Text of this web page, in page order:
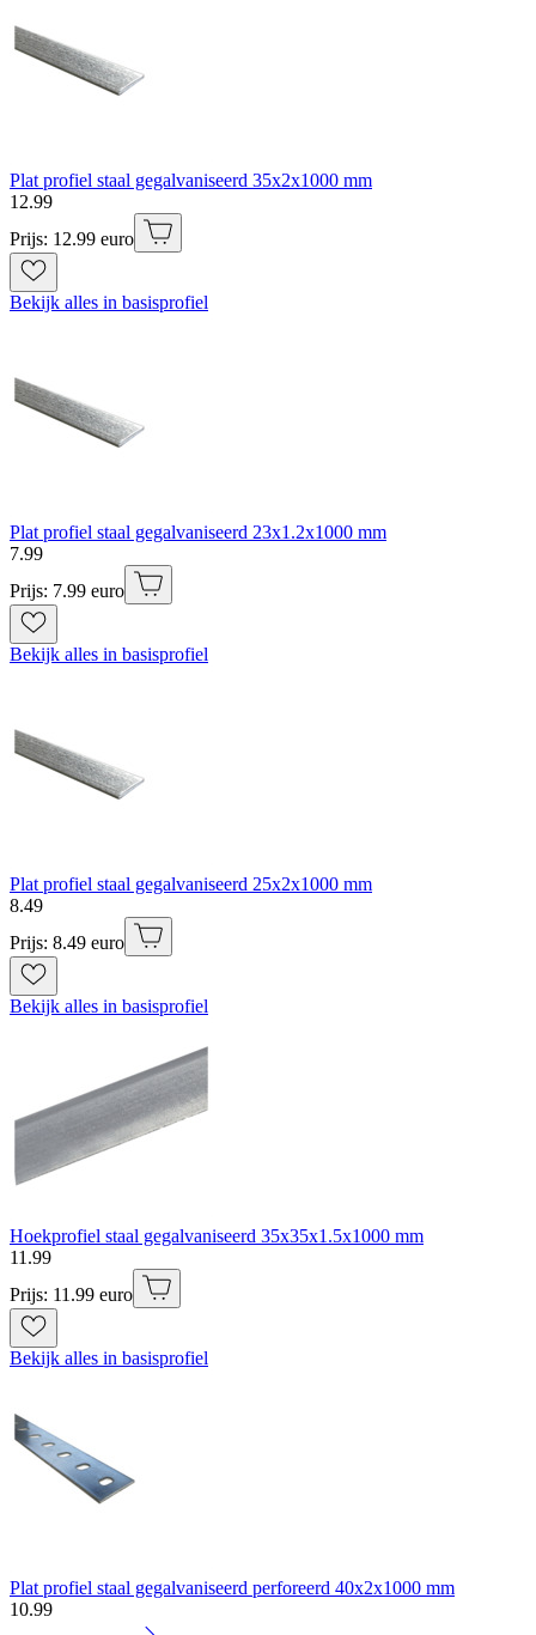
Plat profiel staal gegalvaniseerd 35x2x1000 mm
12.99
Prijs: 12.99 euro
Bekijk alles in basisprofiel
Plat profiel staal gegalvaniseerd 23x1.2x1000 mm
7.99
Prijs: 7.99 euro
Bekijk alles in basisprofiel
Plat profiel staal gegalvaniseerd 25x2x1000 mm
8.49
Prijs: 8.49 euro
Bekijk alles in basisprofiel
Hoekprofiel staal gegalvaniseerd 35x35x1.5x1000 mm
11 .99
Prijs: 11.99 euro
Bekijk alles in basisprofiel
Plat profiel staal gegalvaniseerd perforeerd 40x2x1000 mm
10.99